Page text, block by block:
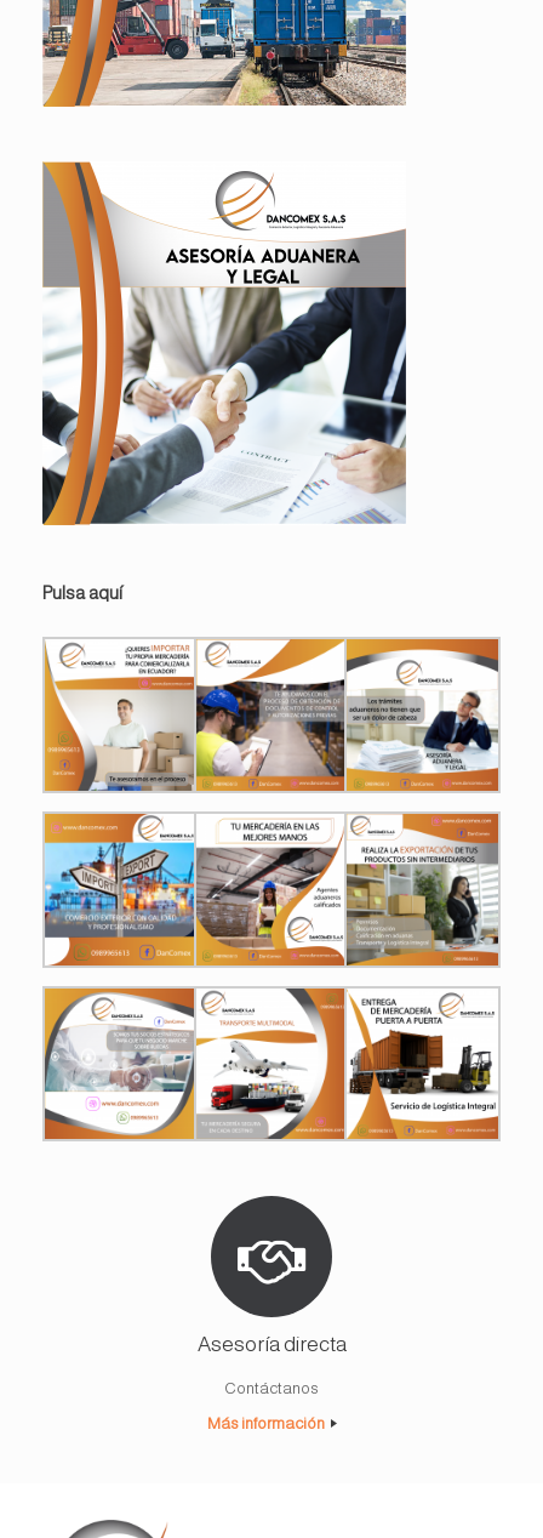
Pulsa aquí
Asesoría directa
Contáctanos
Más información